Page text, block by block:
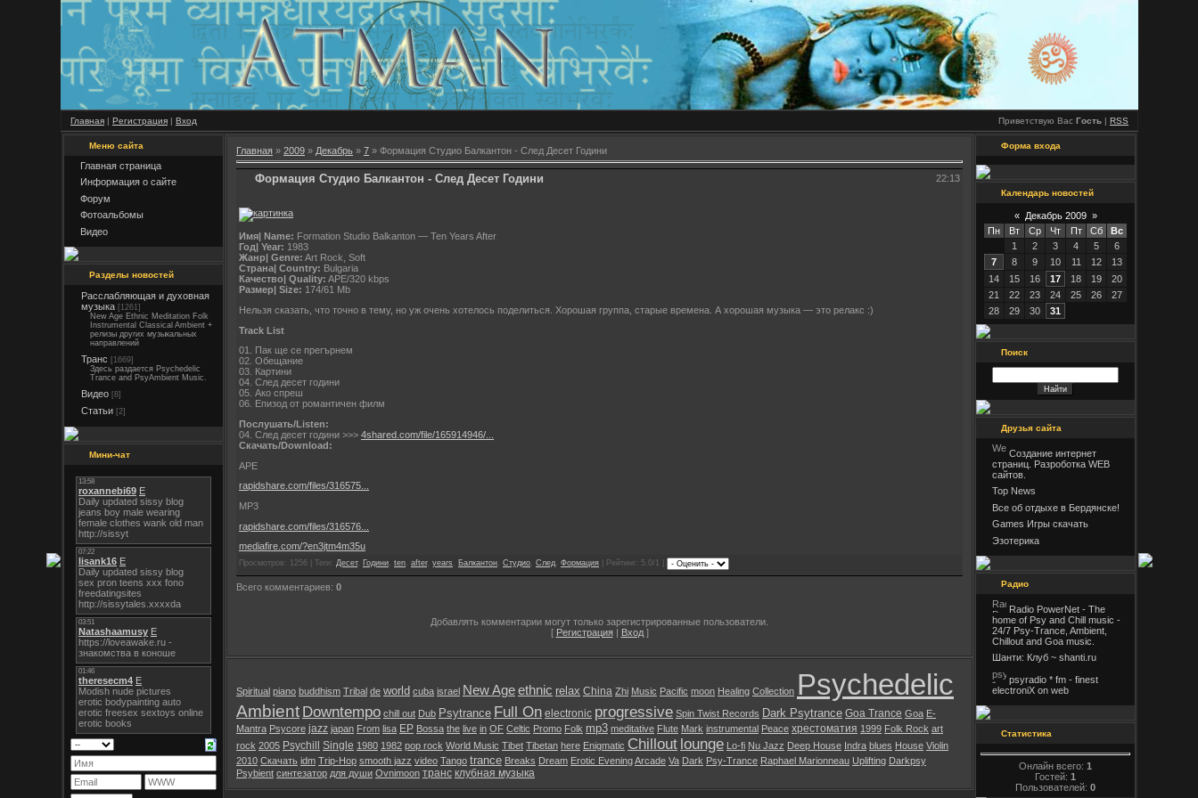
Главная | Регистрация | Вход Приветствую Вас Гость | RSS
Меню сайта
Главная страница
Информация о сайте
Форум
Фотоальбомы
Видео
Разделы новостей
Расслабляющая и духовная
музыка [1261]
New Age Ethnic Meditation Folk
Instrumental Classical Ambient +
релизы других музыкальных
направлений
Транс [1669]
Здесь раздается Psychedelic
Trance and PsyAmbient Music.
Видео [8]
Статьи [2]
Мини-чат
Главная » 2009 » Декабрь » 7 » Формация Студио Балкантон - След Десет Години
Формация Студио Балкантон - След Десет Години 22:13
Имя| Name: Formation Studio Balkanton — Ten Years After
Год| Year: 1983
Жанр| Genre: Art Rock, Soft
Страна| Country: Bulgaria
Качество| Quality: APE/320 kbps
Размер| Size: 174/61 Mb
Нельзя сказать, что точно в тему, но уж очень хотелось поделиться. Хорошая группа, старые времена. А хорошая музыка — это релакс :)
Track List
01. Пак ще се прегърнем
02. Обещание
03. Картини
04. След десет години
05. Ако спреш
06. Епизод от романтичен филм
Послушать/Listen:
04. След десет години >>> 4shared.com/file/165914946/...
Скачать/Download:
APE
rapidshare.com/files/316575...
MP3
rapidshare.com/files/316576...
mediafire.com/?en3jtm4m35u
Просмотров: 1256 | Теги: Десет, Години, ten, after, years , Балкантон, Студио, След, Формация | Рейтинг: 5.0/1 |
Всего комментариев: 0
Добавлять комментарии могут только зарегистрированные пользователи.
[ Регистрация| Вход]
Spiritual piano buddhism Tribal de world cuba israel New Ageethnic relax China Zhi Music Pacific moon Healing Collection Psychedelic
Ambient Downtempo chill out Dub Psytrance Full On electronic progressive Spin Twist Records Dark Psytrance Goa Trance Goa E-
Mantra Psycore jazz japan From lisa EP Bossa the live in OF Celtic Promo Folk mp3 meditative Flute Mark instrumental Peace хрестоматия 1999 Folk Rock art
rock 2005 Psychill Single 1980 1982 pop rock World Music Tibet Tibetan here Enigmatic Chillout lounge Lo-fi Nu Jazz Deep House Indra blues House Violin
2010 Скачать idm Trip-Hop smooth jazz video Tango trance Breaks Dream Erotic EveningArcade Va Dark Psy-Trance Raphael Marionneau Uplifting Darkpsy
Psybient синтезатор для души Ovnimoon транс клубная музыка
Форма входа
Календарь новостей
« Декабрь 2009 »
Пн
Вт Ср Чт Пт Сб
Вс
1
2 3 4 5
6
7
8 9 10 11 12
13
14
15 16 17 18 19
20
21
22 23 24 25 26
27
28
29 30 31
Поиск
Друзья сайта
Создание интернет
страниц. Разроботка WEB
сайтов.
Top News
Все об отдыхе в Бердянске!
Games Игры скачать
Эзотерика
Радио
Radio PowerNet - The
home of Psy and Chill music -
24/7 Psy-Trance, Ambient,
Chillout and Goa music.
Шанти: Клуб ~ shanti.ru
psyradio * fm - finest
electroniX on web
Статистика
Онлайн всего: 1
Гостей: 1
Пользователей: 0